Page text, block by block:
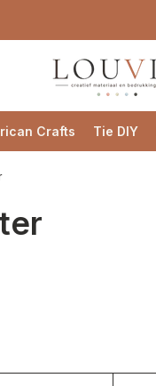
Crafts Tie DIY